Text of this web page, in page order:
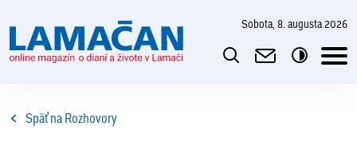
sobota, 8. augusta 2026
Späť na Rozhovory